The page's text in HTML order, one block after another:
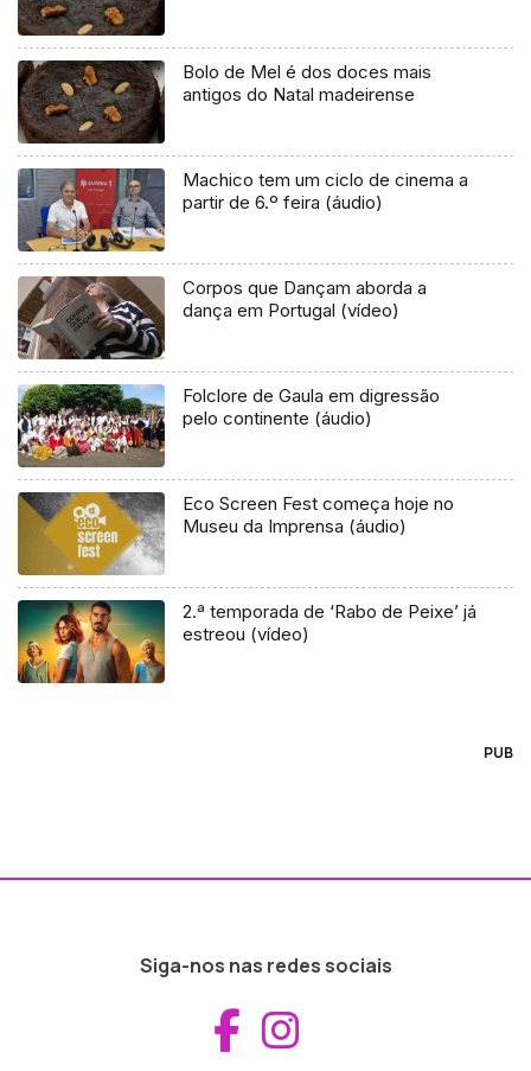
Bolo de Mel é dos doces mais
antigos do Natal madeirense
Machico tem um ciclo de cinema a
partir de 6.º feira (áudio)
Corpos que Dançam aborda a
dança em Portugal (vídeo)
Folclore de Gaula em digressão
pelo continente (áudio)
Eco Screen Fest começa hoje no
Museu da Imprensa (áudio)
2.ª temporada de ‘Rabo de Peixe’ já
estreou (vídeo)
PUB
Siga-nos nas redes sociais
Aceder ao